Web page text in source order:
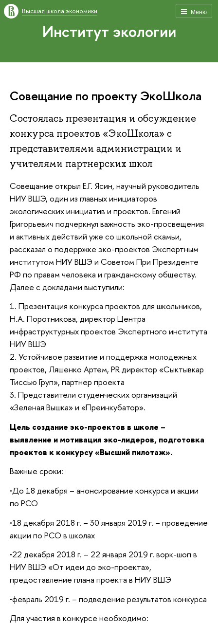
Меню
Высшая школа экономики
Институт экологии
Совещание по проекту ЭкоШкола
Состоялась презентация и обсуждение
конкурса проектов «ЭкоШкола» с
представителями администрации и
учителями партнерских школ
Совещание открыл Е.Г. Ясин, научный руководитель
НИУ ВШЭ, один из главных инициаторов
экологических инициатив и проектов. Евгений
Григорьевич подчеркнул важность эко-просвещения
и активных действий уже со школьной скамьи,
рассказал о подерржке эко-проектов Экспертным
институтом НИУ ВШЭ и Советом При Президенте
РФ по правам человека и гражданскому обществу.
Далее с докладами выступили:
Презентация конкурса проектов для школьников,
Н.А. Поротникова, директор Центра
инфраструктурных проектов Экспертного института
НИУ ВШЭ
Устойчивое развитие и поддержка молодежных
проектов, Ляшенко Артем, PR директор «Сыктывкар
Тиссью Груп», партнер проекта
Представители студенческих организаций
«Зеленая Вышка» и «Преинкубатор».
Цель создание эко-проектов в школе –
выявление и мотивация эко-лидеров, подготовка
проектов к конкурсу «Высший пилотаж».
Важные сроки:
•До 18 декабря – анонсирование конкурса и акции
по РСО
•18 декабря 2018 г. – 30 января 2019 г. – проведение
акции по РСО в школах
•22 декабря 2018 г. – 22 января 2019 г. ворк-шоп в
НИУ ВШЭ «От идеи до эко-проекта»,
предоставление плана проекта в НИУ ВШЭ
•февраль 2019 г. – подведение результатов конкурса
Для участия в конкурсе необходимо: